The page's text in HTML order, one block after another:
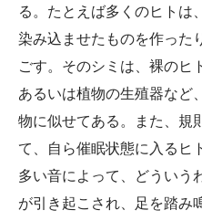
る。たとえば多くのヒトは
染み込ませたものを作った
ごす。そのシミは、裸のヒ
あるいは植物の生殖器など
物に似せてある。また、規
て、自ら催眠状態に入るヒ
多い音によって、どういう
が引き起こされ、足を踏み